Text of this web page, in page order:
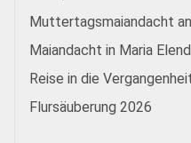
Muttertagsmaiandacht
Maiandacht in Maria Elend
Reise in die
Flursäuberung 2026